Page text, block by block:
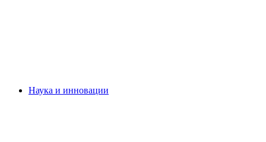
Наука и инновации